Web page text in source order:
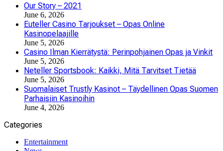
Our Story – 2021
June 6, 2026
Euteller Casino Tarjoukset – Opas Online
Kasinopelaajille
June 5, 2026
Casino Ilman Kierrätystä: Perinpohjainen Opas ja Vinkit
June 5, 2026
Neteller Sportsbook: Kaikki, Mitä Tarvitset Tietää
June 5, 2026
Suomalaiset Trustly Kasinot – Täydellinen Opas Suomen
Parhaisiin Kasinoihin
June 4, 2026
Categories
Entertainment